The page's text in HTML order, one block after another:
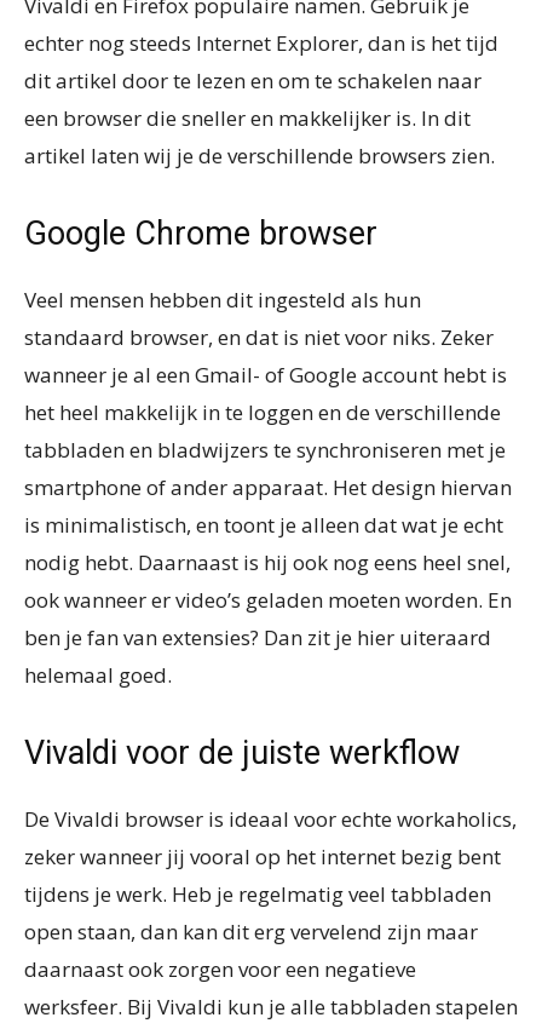
echter nog steeds Internet Explorer, dan is het tijd
dit artikel door te lezen en om te schakelen naar
een browser die sneller en makkelijker is. In dit
artikel laten wij je de verschillende browsers zien.
Google Chrome browser
Veel mensen hebben dit ingesteld als hun
standaard browser, en dat is niet voor niks. Zeker
wanneer je al een Gmail- of Google account hebt is
het heel makkelijk in te loggen en de verschillende
tabbladen en bladwijzers te synchroniseren met je
smartphone of ander apparaat. Het design hiervan
is minimalistisch, en toont je alleen dat wat je echt
nodig hebt. Daarnaast is hij ook nog eens heel snel,
ook wanneer er video’s geladen moeten worden. En
ben je fan van extensies? Dan zit je hier uiteraard
helemaal goed.
Vivaldi voor de juiste werkflow
De Vivaldi browser is ideaal voor echte workaholics,
zeker wanneer jij vooral op het internet bezig bent
tijdens je werk. Heb je regelmatig veel tabbladen
open staan, dan kan dit erg vervelend zijn maar
daarnaast ook zorgen voor een negatieve
werksfeer. Bij Vivaldi kun je alle tabbladen stapelen